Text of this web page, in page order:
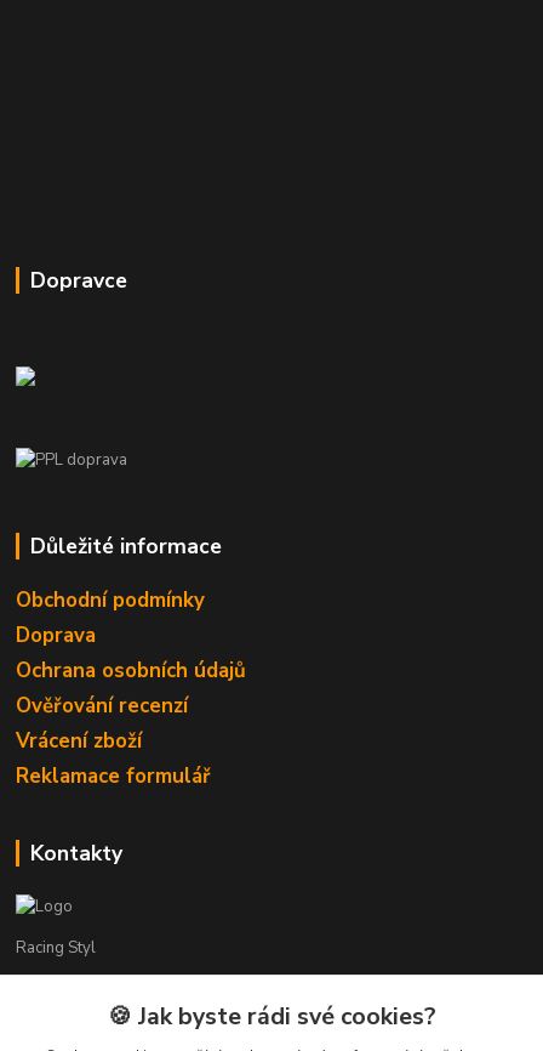
Dopravce
Důležité informace
Obchodní podmínky
Doprava
Ochrana osobních údajů
Ověřování recenzí
Vrácení zboží
Reklamace formulář
Kontakty
Racing Styl
Karel Muláček
774 51 50 88🍪 Jak byste rádi své cookies?